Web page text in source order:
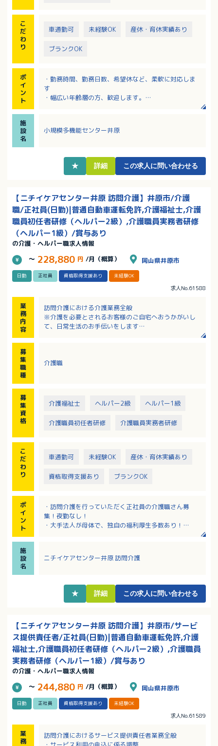
こ
だ
わ
り
車通勤可 未経験OK 産休・育休実績あり
ブランクOK
ポ
イ
ン
ト
・勤務時間、勤務日数、希望休など、柔軟に対応しま
す
・幅広い年齢層の方、歓迎します。
・サンキ・ウエルビィならではの充実した職種別・階
層別研修でしっかりキャリアアップ。
施
設
名
小規模多機能センター井原
★ 詳細 この求人に問い合わせる
【ニチイケアセンター井原 訪問介護】井原市/介護
職/正社員(日勤)|普通自動車運転免許,介護福祉士,介護
職員初任者研修（ヘルパー2級）,介護職員実務者研修
（ヘルパー1級）/賞与あり
の介護・ヘルパー職求人情報
～ 228,880 円 /月（概算） 岡山県井原市
日勤 正社員 資格取得支援あり 未経験OK
求人No.61588
業
務
内
容
訪問介護における介護業務全般
※介護を必要とされるお客様のご自宅へおうかがいし
て、日常生活のお手伝いをします
募
集
職
種
介護職
募
集
資
格
介護福祉士 ヘルパー2級 ヘルパー1級
介護職員初任者研修 介護職員実務者研修
こ
だ
わ
り
車通勤可 未経験OK 産休・育休実績あり
資格取得支援あり ブランクOK
ポ
イ
ン
ト
・訪問介護を行っていただく正社員の介護職さん募
集！夜勤なし！
・大手法人が母体で、独自の福利厚生多数あり！
・各種手当充実！頑張りが評価される賃金制度！
・資格取得支援やしっかりとした研修制度があり、経
施
設
名
ニチイケアセンター井原 訪問介護
★ 詳細 この求人に問い合わせる
【ニチイケアセンター井原 訪問介護】井原市/サービ
ス提供責任者/正社員(日勤)|普通自動車運転免許,介護
福祉士,介護職員初任者研修（ヘルパー2級）,介護職員
実務者研修（ヘルパー1級）/賞与あり
の介護・ヘルパー職求人情報
～ 244,880 円 /月（概算） 岡山県井原市
日勤 正社員 資格取得支援あり 未経験OK
求人No.61589
業
務
訪問介護におけるサービス提供責任者業務全般